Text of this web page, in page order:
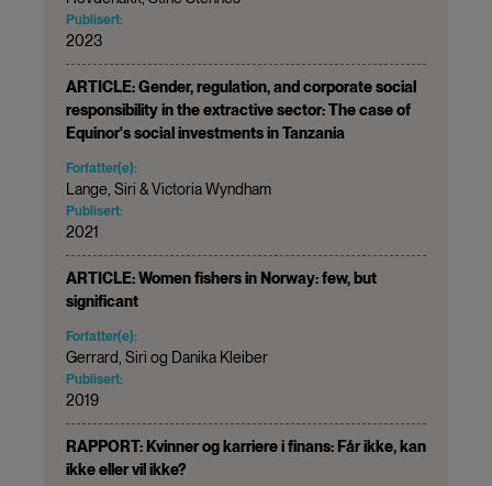
Publisert:
2023
ARTICLE: Gender, regulation, and corporate social
responsibility in the extractive sector: The case of
Equinor's social investments in Tanzania
Forfatter(e):
Lange, Siri & Victoria Wyndham
Publisert:
2021
ARTICLE: Women fishers in Norway: few, but
significant
Forfatter(e):
Gerrard, Siri og Danika Kleiber
Publisert:
2019
RAPPORT: Kvinner og karriere i finans: Får ikke, kan
ikke eller vil ikke?